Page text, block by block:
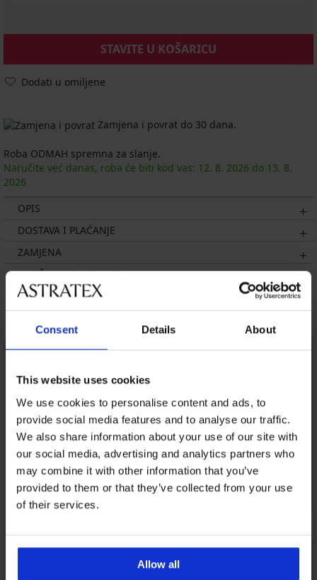
Consent Details About
This website uses cookies
We use cookies to personalise content and ads, to
provide social media features and to analyse our traffic.
We also share information about your use of our site with
our social media, advertising and analytics partners who
may combine it with other information that you’ve
provided to them or that they’ve collected from your use
of their services.
Allow all
STAVITE U KOŠARICU
Dodati u omiljene
Zamjena i povrat do 30 dana.
Roba ODMAH spremna za slanje.
Naručite već danas, roba će biti kod vas: 12. 8. 2026 do 13. 8.
2026
OPIS
DOSTAVA I PLAĆANJE
ZAMJENA
ODRŽAVANJE I PRANJE
Možda će vam se svidjeti